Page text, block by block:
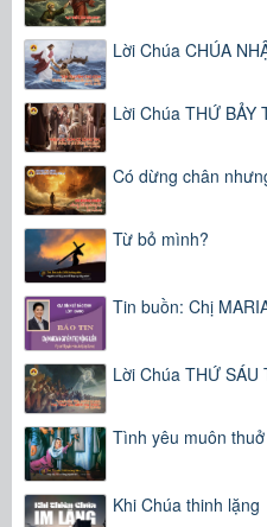
Lời Chúa CHÚA
Lời Chúa THỨ BẢY
Có dừng chân
Từ bỏ mình?
Tin buồn: Chị
Lời Chúa THỨ SÁU
Tình yêu muôn thuở
Khi Chúa thinh lặng